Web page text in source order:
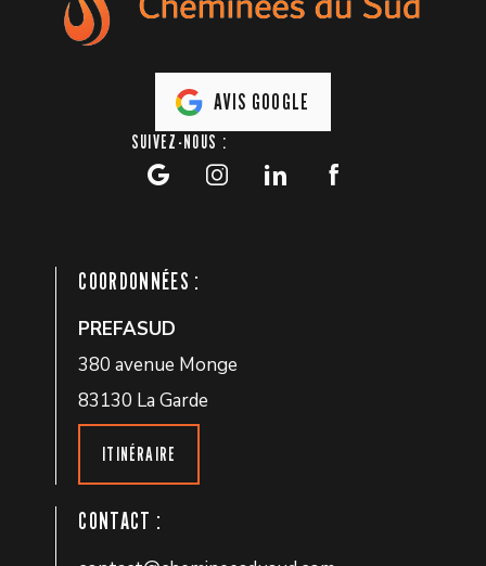
AVIS GOOGLE
SUIVEZ-NOUS :
COORDONNÉES :
PREFASUD
380 avenue Monge
83130 La Garde
ITINÉRAIRE
CONTACT :